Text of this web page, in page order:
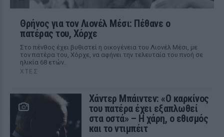
Θρήνος για τον Λιονέλ Μέσι: Πέθανε ο
πατέρας του, Χόρχε
Στο πένθος έχει βυθιστεί η οικογένεια του Λιονέλ Μέσι, με
τον πατέρα του, Χόρχε, να αφήνει την τελευταία του πνοή σε
ηλικία 68 ετών.
ΧΤΕΣ
Χάντερ Μπάιντεν: «Ο καρκίνος
του πατέρα έχει εξαπλωθεί
στα οστά» – Η χάρη, ο εθισμός
και το ντιμπέιτ